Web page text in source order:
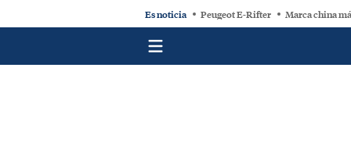
Es noticia Peugeot E-Rifter Marca china